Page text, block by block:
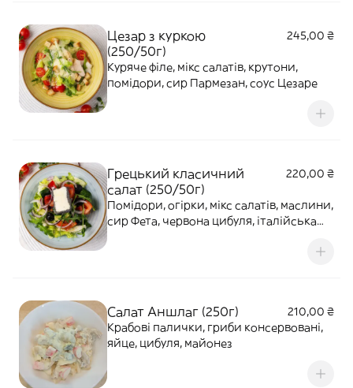
Цезар з куркою
(250/50г)
245,00 ₴
Куряче філе, мікс салатів, крутони,
помідори, сир Пармезан, соус Цезаре
Грецький класичний
салат (250/50г)
220,00 ₴
Помідори, огірки, мікс салатів, маслини,
сир Фета, червона цибуля, італійська
Салат Аншлаг (250г)
210,00 ₴
Крабові палички, гриби консервовані,
яйце, цибуля, майонез